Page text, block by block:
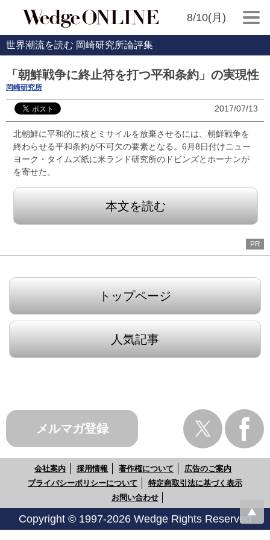
8/10(月)
世界潮流を読む 岡崎研究所論評集
「朝鮮戦争に終止符を打つ平和条約」の実現性
岡崎研究所
2017/07/13
北朝鮮に平和的に核とミサイルを放棄させるには、朝鮮戦争を
終わらせる平和条約が不可欠の要素となる。6月8日付けニュー
ヨーク・タイムズ紙に米ランド研究所のドビンズとホーナンが
を寄せた。
本文を読む
PR
トップページ
人気記事
メルマガ登録
会社案内 採用情報 著作権について
広告のご案内
プライバシーポリシーについて
特定商取引法に基づく表示
お問い合わせ
Copyright © 1997-2026 Wedge Rights Reserved